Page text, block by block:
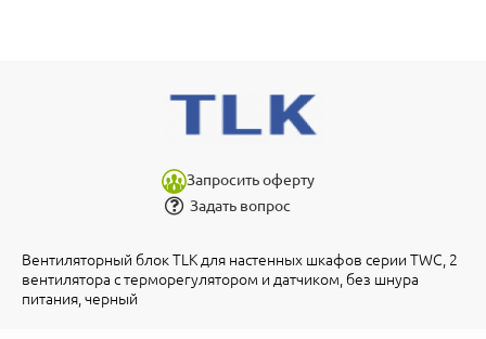
Запросить оферту
Задать вопрос
Вентиляторный блок TLK для настенных шкафов серии TWC, 2
вентилятора с терморегулятором и датчиком, без шнура
питания, черный